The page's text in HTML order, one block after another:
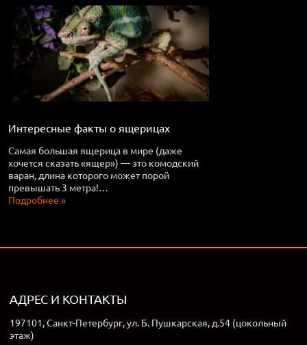
Интересные факты о ящерицах
Самая большая ящерица в мире (даже
хочется сказать «ящер») — это комодский
варан, длина которого может порой
превышать 3 метра!…
Подробнее »
АДРЕС И КОНТАКТЫ
197101, Санкт-Петербург, ул. Б. Пушкарская, д.54 (цокольный
этаж)